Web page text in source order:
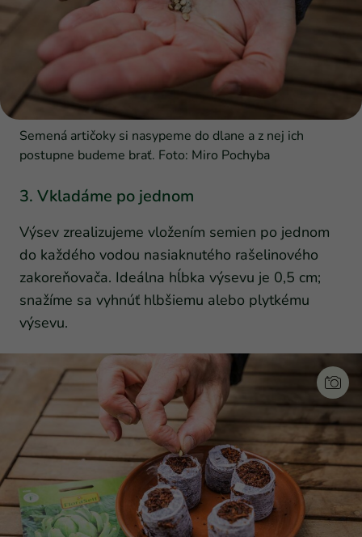
Semená artičoky si nasypeme do dlane a z nej ich
postupne budeme brať. Foto: Miro Pochyba
3. Vkladáme po jednom
Výsev zrealizujeme vložením semien po jednom
do každého vodou nasiaknutého rašelinového
zakoreňovača. Ideálna hĺbka výsevu je 0,5 cm;
snažíme sa vyhnúť hlbšiemu alebo plytkému
výsevu.